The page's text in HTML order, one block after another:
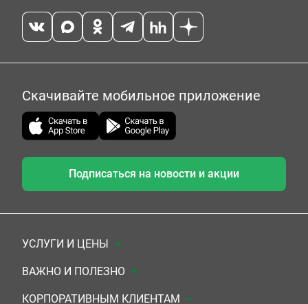
Скачивайте мобильное приложение
Подписаться на новости и акции
УСЛУГИ И ЦЕНЫ
Анализы
Комплексы
ВАЖНО И ПОЛЕЗНО
Документы для заключения договора
КОРПОРАТИВНЫМ КЛИЕНТАМ